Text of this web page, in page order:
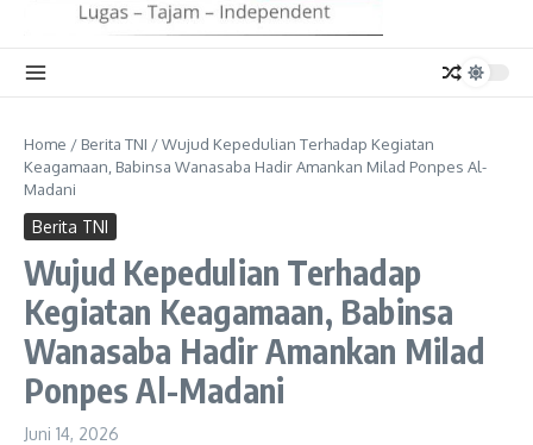
Home / Berita TNI /Wujud Kepedulian Terhadap Kegiatan
Keagamaan, Babinsa Wanasaba Hadir Amankan Milad Ponpes Al-
Madani
Berita TNI
Wujud Kepedulian Terhadap
Kegiatan Keagamaan, Babinsa
Wanasaba Hadir Amankan Milad
Ponpes Al-Madani
Juni 14, 2026